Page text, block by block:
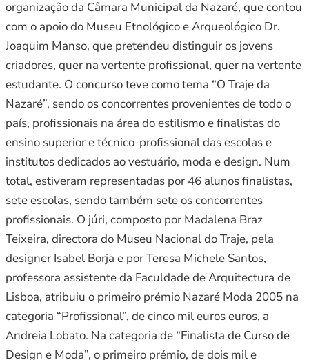
organização da Câmara Municipal da Nazaré, que contou
com o apoio do Museu Etnológico e Arqueológico Dr.
Joaquim Manso, que pretendeu distinguir os jovens
criadores, quer na vertente profissional, quer na vertente
estudante. O concurso teve como tema “O Traje da
Nazaré”, sendo os concorrentes provenientes de todo o
país, profissionais na área do estilismo e finalistas do
ensino superior e técnico-profissional das escolas e
institutos dedicados ao vestuário, moda e design. Num
total, estiveram representadas por 46 alunos finalistas,
sete escolas, sendo também sete os concorrentes
profissionais. O júri, composto por Madalena Braz
Teixeira, directora do Museu Nacional do Traje, pela
designer Isabel Borja e por Teresa Michele Santos,
professora assistente da Faculdade de Arquitectura de
Lisboa, atribuiu o primeiro prémio Nazaré Moda 2005 na
categoria “Profissional”, de cinco mil euros euros, a
Andreia Lobato. Na categoria de “Finalista de Curso de
Design e Moda”, o primeiro prémio, de dois mil e